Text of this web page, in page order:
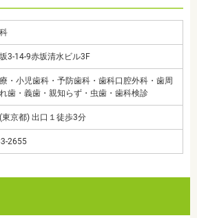
3-14-9赤坂清水ビル3F
・小児歯科・予防歯科・歯科口腔外科・歯周
歯・義歯・親知らず・虫歯・歯科検診
東京都) 出口１徒歩3分
2655